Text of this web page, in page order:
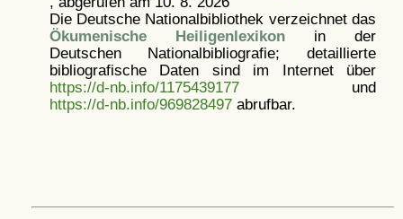
Die Deutsche Nationalbibliothek verzeichnet das
Ökumenische Heiligenlexikonin der
Deutschen Nationalbibliografie; detaillierte
bibliografische Daten sind im Internet über
https://d-nb.info/1175439177und
https://d-nb.info/969828497abrufbar.